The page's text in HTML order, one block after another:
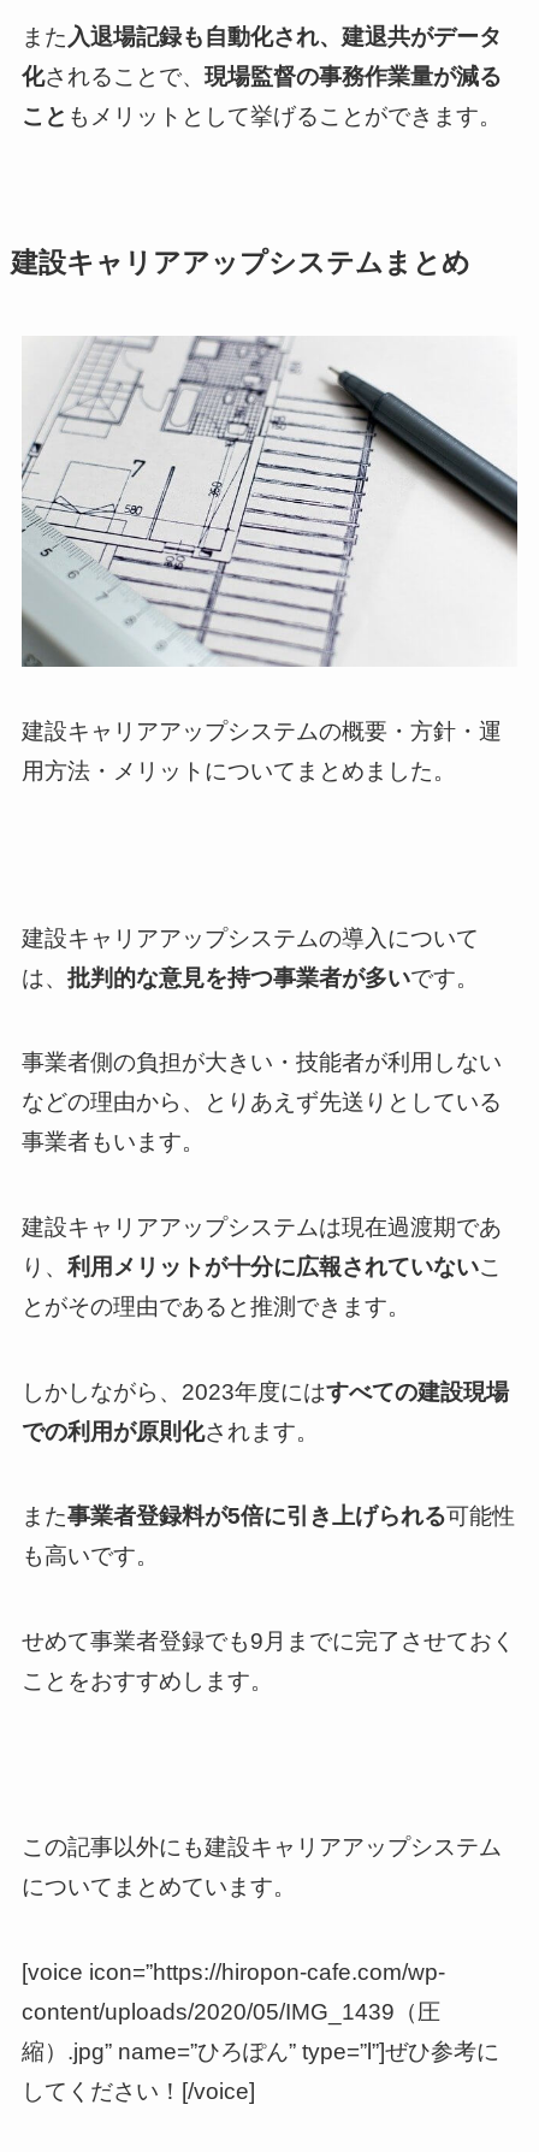
また 入退場記録も自動化され、建退共がデータ
化されることで、 現場監督の事務作業量が減る
こと もメリットとして挙げることができます。
建設キャリアアップシステムまとめ
建設キャリアアップシステムの概要・方針・運
用方法・メリットについてまとめました。
建設キャリアアップシステムの導入について
は、 批判的な意見を持つ事業者が多いです。
事業者側の負担が大きい・技能者が利用しない
などの理由から、とりあえず先送りとしている
事業者もいます。
建設キャリアアップシステムは現在過渡期であ
り、 利用メリットが十分に広報されていないこ
とがその理由であると推測できます。
しかしながら、2023年度にはすべての建設現場
での利用が原則化されます。
また事業者登録料が5倍に引き上げられる可能性
も高いです。
せめて事業者登録でも9月までに完了させておく
ことをおすすめします。
この記事以外にも建設キャリアアップシステム
についてまとめています。
[voice icon=”https://hiropon-cafe.com/wp-
content/uploads/2020/05/IMG_1439（圧
縮）.jpg” name=”ひろぽん” type=”l”]ぜひ参考に
してください！[/voice]